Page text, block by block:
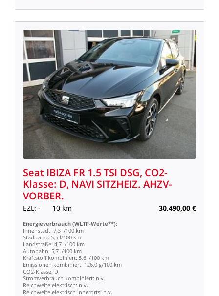
Seat IBIZA FR 1.5TSI DSG, CO2-
Klasse: D, NAVI SITZHEIZ. AHZV-
VORBER.
EZL: - 10 km 30.490,00 €
Energieverbrauch (WLTP-Werte**):
Innenstadt: 7,3 l/100 km
Stadtrand: 5,5 l/100 km
Landstraße: 4,7 l/100 km
Autobahn: 5,7 l/100 km
Kraftstoff kombiniert: 5,6 l/100 km
Emissionen kombiniert: 126,0 g/100 km
CO2-Klasse: D
Stromverbrauch kombiniert: n.v.
Reichweite elektrisch: n.v.
Reichweite elektrisch innerorts: n.v.